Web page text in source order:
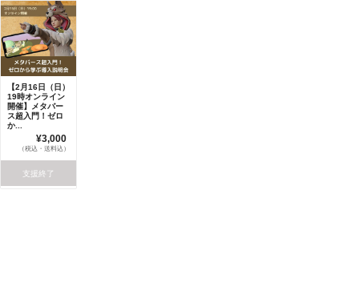
【2月16日（日）
19時オンライン
開催】メタバー
ス超入門！ゼロ
か...
¥3,000
（税込・送料込）
支援終了